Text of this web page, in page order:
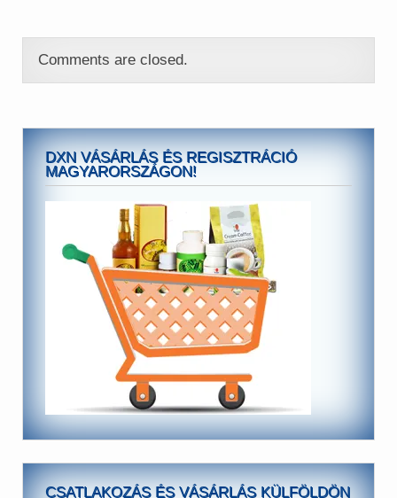
Comments are closed.
DXN VÁSÁRLÁS ÉS REGISZTRÁCIÓ
MAGYARORSZÁGON!
CSATLAKOZÁS ÉS VÁSÁRLÁS KÜLFÖLDÖN